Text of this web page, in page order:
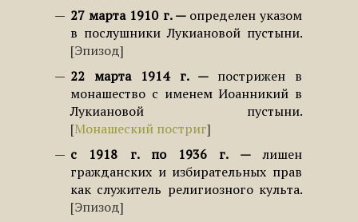
27 марта 1910 г.
определен указом
в послушники Лукиановой пустыни.
Эпизод
22 марта 1914 г.
пострижен в
монашество с именем Иоанникий в
Лукиановой пустыни.
Монашеский постриг
с 1918 г. по 1936 г.
лишен
гражданских и избирательных прав
как служитель религиозного культа.
Эпизод